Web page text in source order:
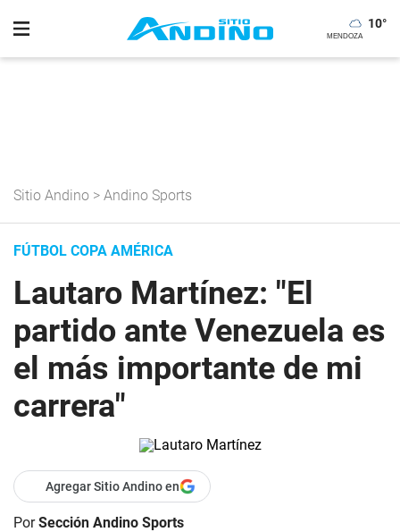
10°
Sitio Andino > Andino Sports
FÚTBOL COPA AMÉRICA
Lautaro Martínez: "El
partido ante Venezuela es
el más importante de mi
carrera"
Agregar Sitio Andino en
PorSección Andino Sports